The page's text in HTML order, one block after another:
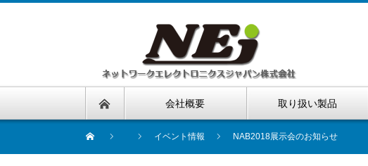
会社概要 取り扱い製品
イベント情報 NAB2018展示会のお知らせ